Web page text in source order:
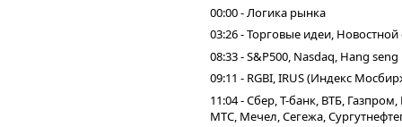
00:00 - Логика рынка
03:26 - Торговые идеи,
08:33 - S&P500, Nasdaq, Hang seng
09:11 - RGBI, IRUS (Индекс
11:04 - Сбер, Т-банк, ВТБ,
МТС, Мечел, Сегежа,